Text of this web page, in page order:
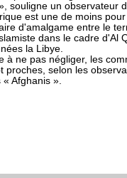
souligne un observateur
est une de moins
d'amalgame entre le
dans le cadre d'Al
la Libye.
à ne pas négliger, les
proches, selon les
Afghanis ».